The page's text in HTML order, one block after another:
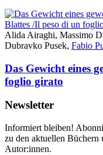
Alida Airaghi, Massimo
Dubravko Pusek, Fabio
Das Gewicht eines
foglio girato
Newsletter
Informiert bleiben!
zu den aktuellen Büchern
Autor:innen.